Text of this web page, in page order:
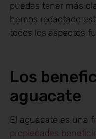
puedas tener más
hemos redactado
todos los aspectos
Los
aguacate
El aguacate es una f
propiedades